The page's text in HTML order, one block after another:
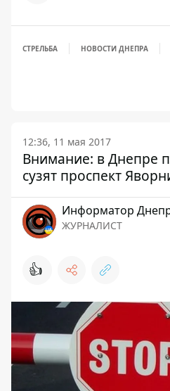
СТРЕЛЬБА НОВОСТИ ДНЕПРА
12:36, 11 мая 2017
Внимание: в Днепре
сузят проспект
Информатор
ЖУРНАЛИСТ
👍